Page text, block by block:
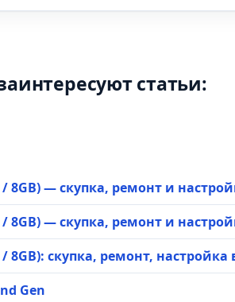
статьи:
/ 8GB) — скупка, ремонт и
/ 8GB) — скупка, ремонт и
/ 8GB): скупка, ремонт, настройка
Gen